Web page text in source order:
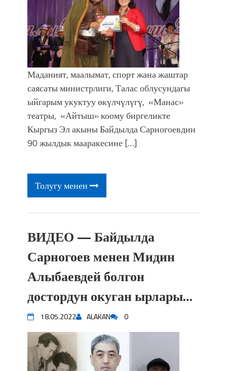
Маданият, маалымат, спорт жана жаштар
саясаты министрлиги, Талас облусундагы
ыйгарым укуктуу өкүлчүлүгү, «Манас»
театры, «Айтыш» коому биргеликте
Кыргыз Эл акыны Байдылда Сарногоевдин
90 жылдык мааракесине […]
Толугу менен
ВИДЕО — Байдылда
Сарногоев менен Мидин
Алыбаевдей болгон
достордун окуган ырлары…
18.05.2022 ALAKAN 0